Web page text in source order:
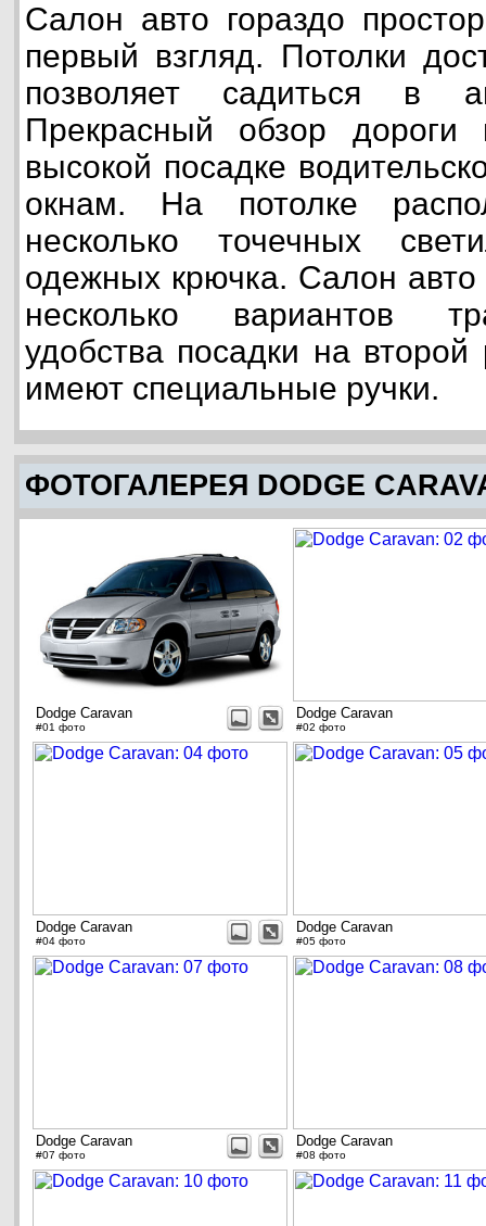
Салон авто гораздо
первый взгляд. Потолки
позволяет садиться в
Прекрасный обзор дороги
высокой посадке
окнам. На потолке
несколько точечных
одежных крючка. Салон авто
несколько вариантов
удобства посадки на
имеют специальные ручки.
ФОТОГАЛЕРЕЯ DODGE
Dodge Caravan
#01 фото
Dodge Caravan
#02 фото
Dodge Caravan
#04 фото
Dodge Caravan
#05 фото
Dodge Caravan
#07 фото
Dodge Caravan
#08 фото